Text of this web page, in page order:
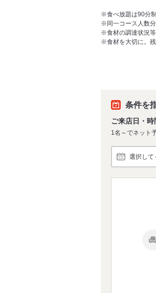
※食べ放題は90分
※同一コース人数分
※食材の調達状況等
※食材を大切に。残
条件を
ご来店日・時
1名～でネット
選択して